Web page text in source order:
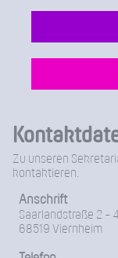
Zu unseren
kontaktieren.
Anschrift
Saarlandstraße 2 - 4
68519 Viernheim